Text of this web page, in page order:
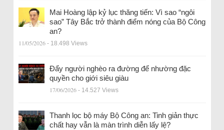
Mai Hoàng lập kỷ lục thăng tiến: Vì sao “ngôi
sao” Tây Bắc trở thành điểm nóng của Bộ Công
an?
11/05/2026 - 18.498 Views
Đẩy người nghèo ra đường để nhường đặc
quyền cho giới siêu giàu
17/06/2026 - 14.527 Views
Thanh lọc bộ máy Bộ Công an: Tinh giản thực
chất hay vẫn là màn trình diễn lấy lệ?